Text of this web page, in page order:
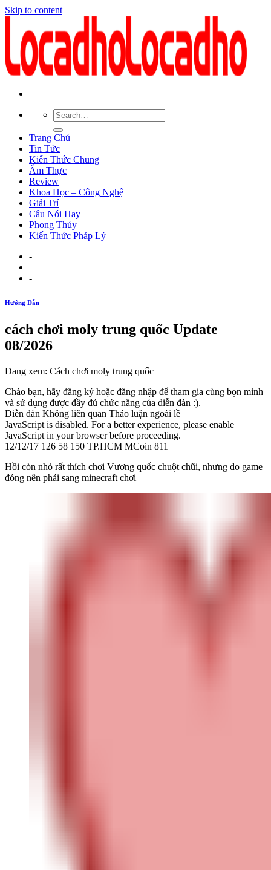
Skip to content
Trang Chủ
Tin Tức
Kiến Thức Chung
Ẩm Thực
Review
Khoa Học – Công Nghệ
Giải Trí
Câu Nói Hay
Phong Thủy
Kiến Thức Pháp Lý
-
-
Hướng Dẫn
cách chơi moly trung quốc Update
08/2026
Đang xem: Cách chơi moly trung quốc
Chào bạn, hãy đăng ký hoặc đăng nhập để tham gia cùng bọn mình
và sử dụng được đầy đủ chức năng của diễn đàn :).
Diễn đàn Không liên quan Thảo luận ngoài lề
JavaScript is disabled. For a better experience, please enable
JavaScript in your browser before proceeding.
12/12/17 126 58 150 TP.HCM MCoin 811
Hồi còn nhỏ rất thích chơi Vương quốc chuột chũi, nhưng do game
đóng nên phải sang minecraft chơi